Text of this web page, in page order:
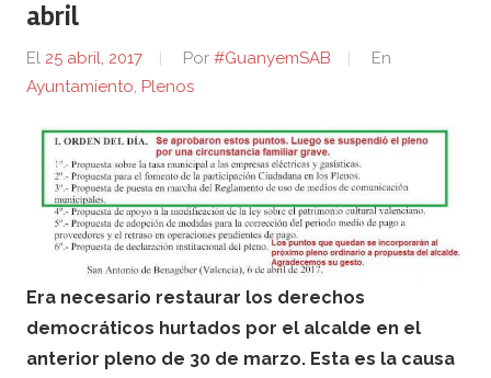
abril
El 25 abril, 2017 Por #GuanyemSAB
En
Ayuntamiento, Plenos
Era necesario restaurar los derechos
democráticos hurtados por el alcalde en el
anterior pleno de 30 de marzo. Esta es la causa